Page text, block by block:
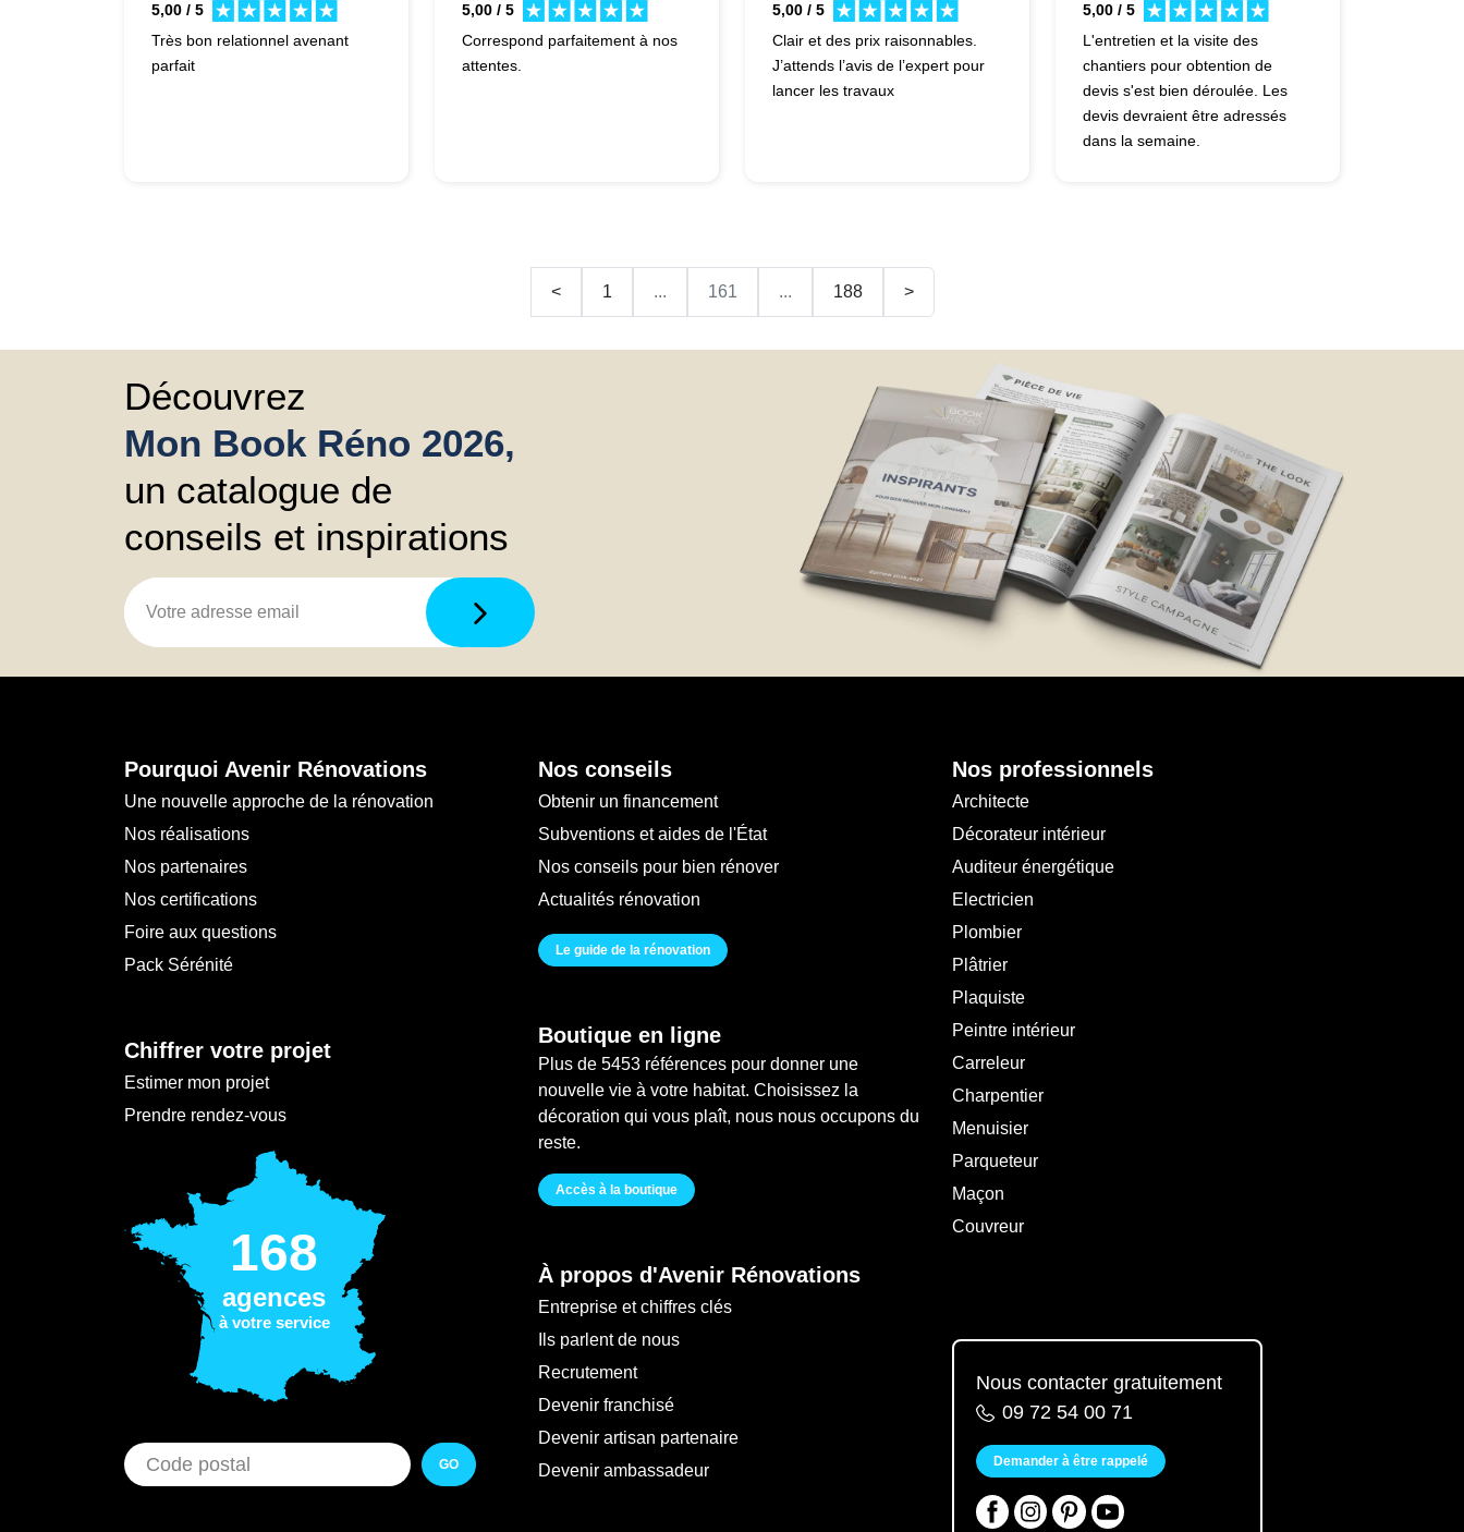
5,00 / 5
Très bon relationnel avenant
parfait
5,00 / 5
Correspond parfaitement à nos
attentes.
5,00 / 5
Clair et des prix raisonnables.
J’attends l’avis de l’expert pour
lancer les travaux
5,00 / 5
L'entretien et la visite des
chantiers pour obtention de
devis s'est bien déroulée. Les
devis devraient être adressés
dans la semaine.
< 1 ... 161 ... 188 >
Découvrez
Mon Book Réno 2026,
un catalogue de
conseils et inspirations
Pourquoi Avenir Rénovations
Une nouvelle approche de la rénovation
Nos réalisations
Nos partenaires
Nos certifications
Foire aux questions
Pack Sérénité
Chiffrer votre projet
Estimer mon projet
Prendre rendez-vous
168
agences
à votre service
GO
Nos conseils
Obtenir un financement
Subventions et aides de l'État
Nos conseils pour bien rénover
Actualités rénovation
Le guide de la rénovation
Boutique en ligne
Plus de 5453 références pour donner une
nouvelle vie à votre habitat. Choisissez la
décoration qui vous plaît, nous nous occupons du
reste.
Accès à la boutique
À propos d'Avenir Rénovations
Entreprise et chiffres clés
Ils parlent de nous
Recrutement
Devenir franchisé
Devenir artisan partenaire
Devenir ambassadeur
Nos professionnels
Architecte
Décorateur intérieur
Auditeur énergétique
Electricien
Plombier
Plâtrier
Plaquiste
Peintre intérieur
Carreleur
Charpentier
Menuisier
Parqueteur
Maçon
Couvreur
Nous contacter gratuitement
09 72 54 00 71
Demander à être rappelé